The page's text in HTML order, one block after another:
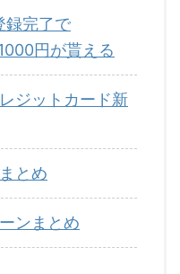
録完了で
円が貰える
ジットカード新
とめ
ンまとめ